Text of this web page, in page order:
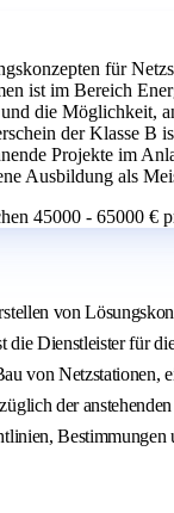
für
ist im Bereich
die Möglichkeit,
der Klasse B
Projekte im
Ausbildung als
45000 - 65000 €
von
die Dienstleister für
von Netzstationen,
der